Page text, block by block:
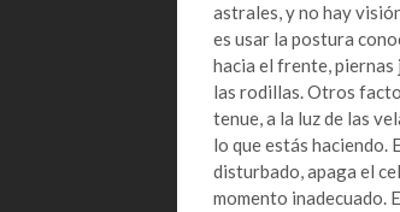
astrales, y no hay
es usar la postura
hacia el frente, piernas
las rodillas. Otros
tenue, a la luz de las
lo que estás haciendo.
disturbado, apaga el
momento inadecuado.